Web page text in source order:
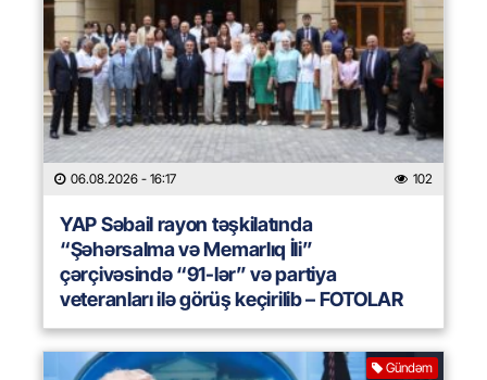
06.08.2026 - 16:17 102
YAP Səbail rayon təşkilatında
“Şəhərsalma və Memarlıq İli”
çərçivəsində “91-lər” və partiya
veteranları ilə görüş keçirilib – FOTOLAR
Gündəm